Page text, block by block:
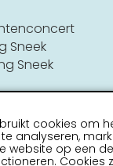
Sneek
Sneek
cookies om
analyseren,
website op een
Cookies